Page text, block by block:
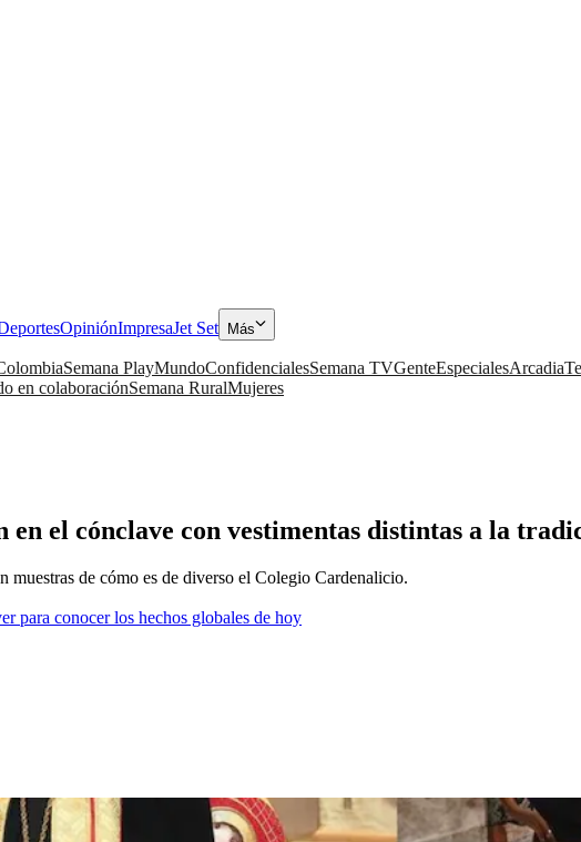
OpiniónImpresaJet Set Más
Semana PlayMundoConfidencialesSemana TVGenteEspecialesArcadia
en colaboraciónSemana RuralMujeres
el cónclave con vestimentas distintas a la
muestras de cómo es de diverso el Colegio Cardenalicio.
para conocer los hechos globales de hoy